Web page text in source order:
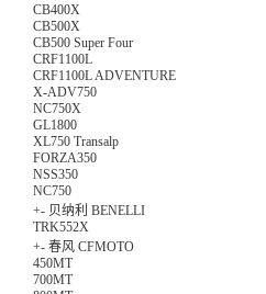
CB400X
CB500X
CB500 Super Four
CRF1100L
CRF1100L ADVENTURE
X-ADV750
NC750X
GL1800
XL750 Transalp
FORZA350
NSS350
NC750
+- 贝纳利 BENELLI
TRK552X
+- 春风 CFMOTO
450MT
700MT